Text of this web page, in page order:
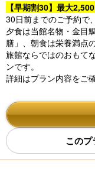
【早期割30】最大
30日前までのご予約で
夕食は当館名物・金目
膳」、朝食は栄養満点
旅館ならではのおもて
ンです。
詳細はプラン内容をご
この